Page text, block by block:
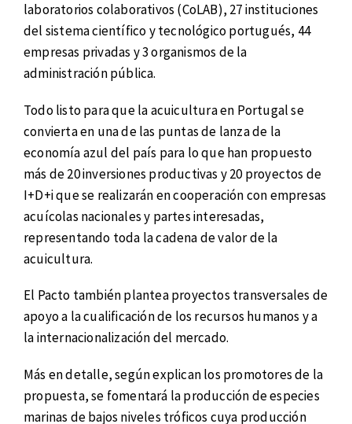
laboratorios colaborativos (CoLAB), 27 instituciones
del sistema científico y tecnológico portugués, 44
empresas privadas y 3 organismos de la
administración pública.
Todo listo para que la acuicultura en Portugal se
convierta en una de las puntas de lanza de la
economía azul del país para lo que han propuesto
más de 20 inversiones productivas y 20 proyectos de
I+D+i que se realizarán en cooperación con empresas
acuícolas nacionales y partes interesadas,
representando toda la cadena de valor de la
acuicultura.
El Pacto también plantea proyectos transversales de
apoyo a la cualificación de los recursos humanos y a
la internacionalización del mercado.
Más en detalle, según explican los promotores de la
propuesta, se fomentará la producción de especies
marinas de bajos niveles tróficos cuya producción